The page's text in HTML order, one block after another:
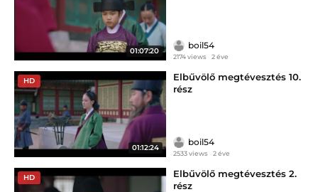
01:07:20
boil54
2174 views 2 éve
HD
01:12:24
Elbűvölő megtévesztés 10.
rész
boil54
2533 views 2 éve
HD
Elbűvölő megtévesztés 2.
rész